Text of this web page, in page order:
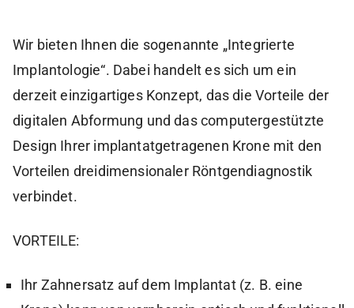
Wir bieten Ihnen die sogenannte „Integrierte
Implantologie“. Dabei handelt es sich um ein
derzeit einzigartiges Konzept, das die Vorteile der
digitalen Abformung und das computergestützte
Design Ihrer implantatgetragenen Krone mit den
Vorteilen dreidimensionaler Röntgendiagnostik
verbindet.
VORTEILE:
Ihr Zahnersatz auf dem Implantat (z. B. eine